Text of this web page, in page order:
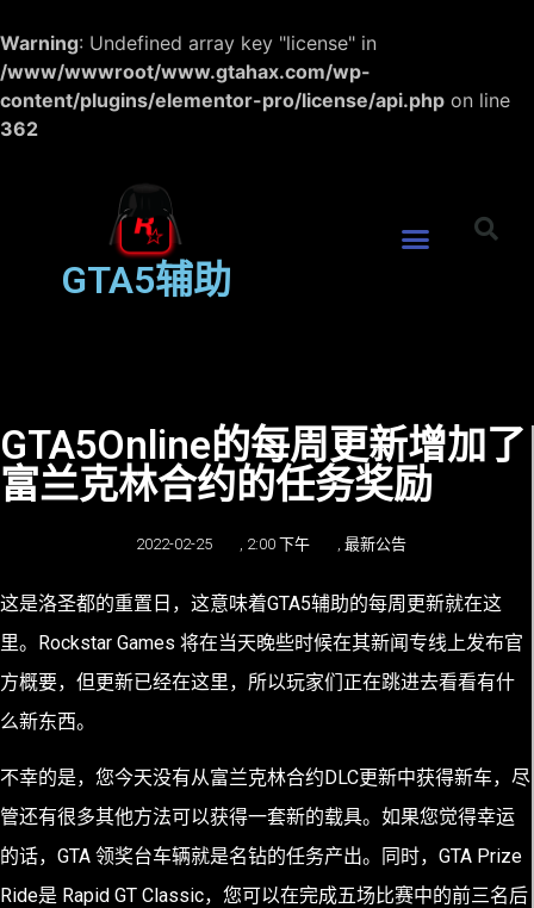
Warning: Undefined array key "license" in
/www/wwwroot/www.gtahax.com/wp-
content/plugins/elementor-pro/license/api.php on line
362
GTA5辅助
GTA5Online的每周更新增加了
富兰克林合约的任务奖励
2022-02-25 2:00 下午 最新公告
这是洛圣都的重置日，这意味着GTA5辅助的每周更新就在这
里。Rockstar Games 将在当天晚些时候在其新闻专线上发布官
方概要，但更新已经在这里，所以玩家们正在跳进去看看有什
么新东西。
不幸的是，您今天没有从富兰克林合约DLC更新中获得新车，尽
管还有很多其他方法可以获得一套新的载具。如果您觉得幸运
的话，GTA 领奖台车辆就是名钻的任务产出。同时，GTA Prize
Ride是 Rapid GT Classic，您可以在完成五场比赛中的前三名后